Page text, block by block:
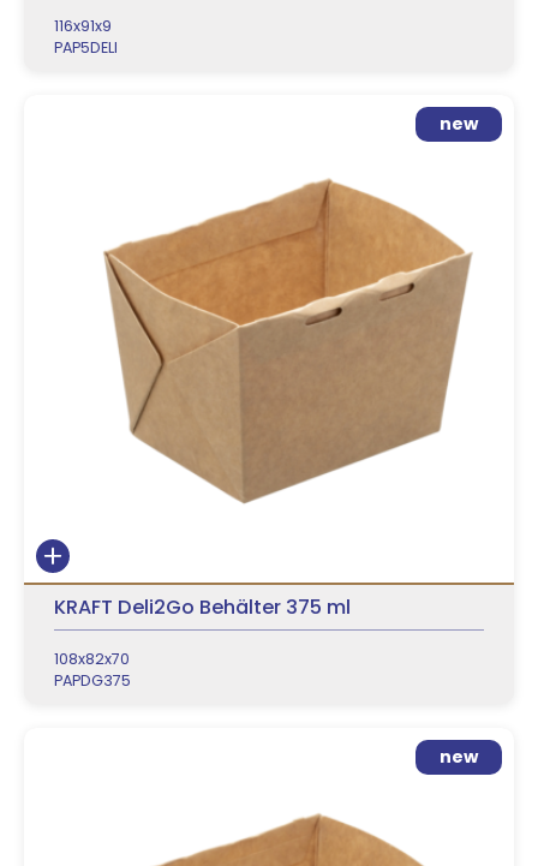
116x91x9
PAP5DELI
new
KRAFT Deli2Go Behälter 375 ml
108x82x70
PAPDG375
new